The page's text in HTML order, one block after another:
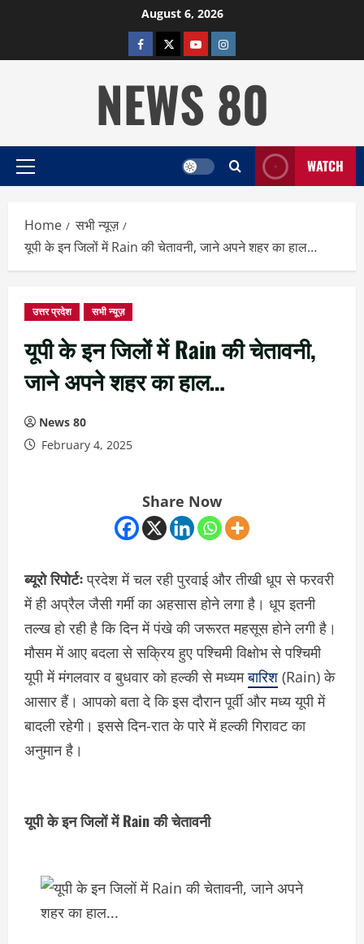
August 6, 2026
facebooktwitterYOUTUBE
instagram
NEWS 80
Primary
WATCH
Home
सभी न्यूज़
यूपी के इन जिलों में Rain की चेतावनी, जाने अपने शहर का हाल…
उत्तर प्रदेश सभी न्यूज़
यूपी के इन जिलों में Rain की चेतावनी,
जाने अपने शहर का हाल…
News 80
February 4, 2025
Share Now
ब्यूरो रिपोर्टःप्रदेश में चल रही पुरवाई और तीखी धूप से फरवरी
में ही अप्रैल जैसी गर्मी का अहसास होने लगा है। धूप इतनी
तल्ख हो रही है कि दिन में पंखे की जरूरत महसूस होने लगी है।
मौसम में आए बदला से सक्रिय हुए पश्चिमी विक्षोभ से पश्चिमी
यूपी में मंगलवार व बुधवार को हल्की से मध्यमबारिश (Rain) के
आसार हैं। आपको बता दे कि इस दौरान पूर्वी और मध्य यूपी में
बादली रहेगी। इससे दिन-रात के पारे में हल्की गिरावट का
अनुमान है।
यूपी के इन जिलों में Rain की चेतावनी